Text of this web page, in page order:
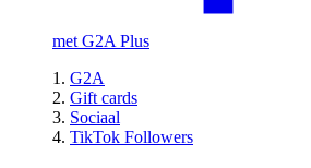
met G2A Plus
G2A
Gift cards
Sociaal
TikTok Followers